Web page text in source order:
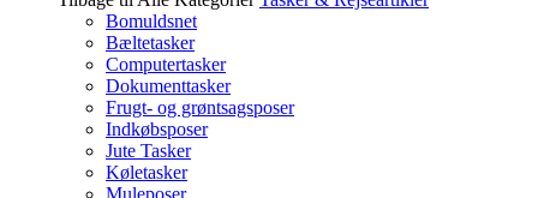
Bomuldsnet
Bæltetasker
Computertasker
Dokumenttasker
Frugt- og grøntsagsposer
Indkøbsposer
Jute Tasker
Køletasker
Muleposer